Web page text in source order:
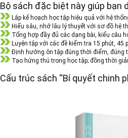
Bộ sách đặc biệt này giúp bạn
Lập kế hoạch học tập hiệu quả với hệ
Hiểu sâu, nhớ lâu lý thuyết với sơ đồ hệ
Tổng hợp đầy đủ các dạng bài, kiểu câu
Luyện tập với các đề kiểm tra 15 phút,
Định hướng ôn tập đúng thời điểm, đúng
Tạo hứng thú trong học tập; đồng thời
Cấu trúc sách “Bí quyết chinh